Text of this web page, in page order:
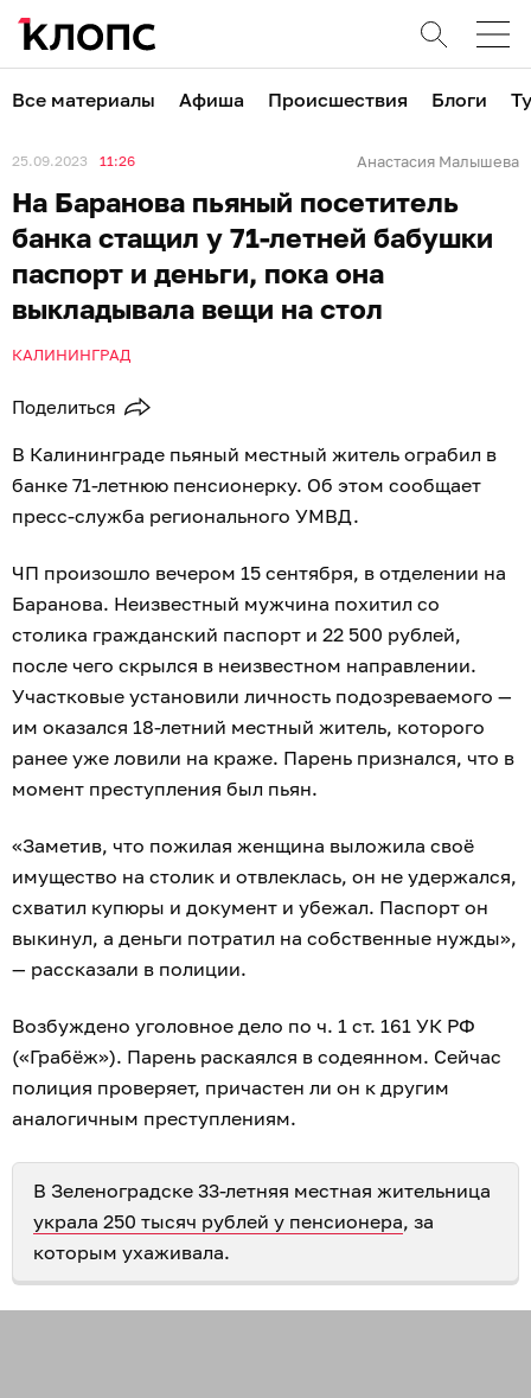
Все материалы Афиша Происшествия Блоги
25.09.2023 11:26 Анастасия Малышева
На Баранова пьяный посетитель
банка стащил у 71-летней бабушки
паспорт и деньги, пока она
выкладывала вещи на стол
КАЛИНИНГРАД
Поделиться
В Калининграде пьяный местный житель ограбил в
банке 71-летнюю пенсионерку. Об этом сообщает
пресс-служба регионального УМВД.
ЧП произошло вечером 15 сентября, в отделении на
Баранова. Неизвестный мужчина похитил со
столика гражданский паспорт и 22 500 рублей,
после чего скрылся в неизвестном направлении.
Участковые установили личность подозреваемого —
им оказался 18-летний местный житель, которого
ранее уже ловили на краже. Парень признался, что в
момент преступления был пьян.
«Заметив, что пожилая женщина выложила своё
имущество на столик и отвлеклась, он не удержался,
схватил купюры и документ и убежал. Паспорт он
выкинул, а деньги потратил на собственные нужды»,
— рассказали в полиции.
Возбуждено уголовное дело по ч. 1 ст. 161 УК РФ
(«Грабёж»). Парень раскаялся в содеянном. Сейчас
полиция проверяет, причастен ли он к другим
аналогичным преступлениям.
В Зеленоградске 33-летняя местная жительница
украла 250 тысяч рублей у пенсионера, за
которым ухаживала.